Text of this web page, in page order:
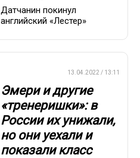
Датчанин покинул
английский «Лестер»
13.04.2022 / 13:11
Эмери и другие
«тренеришки»: в
России их унижали,
но они уехали и
показали класс